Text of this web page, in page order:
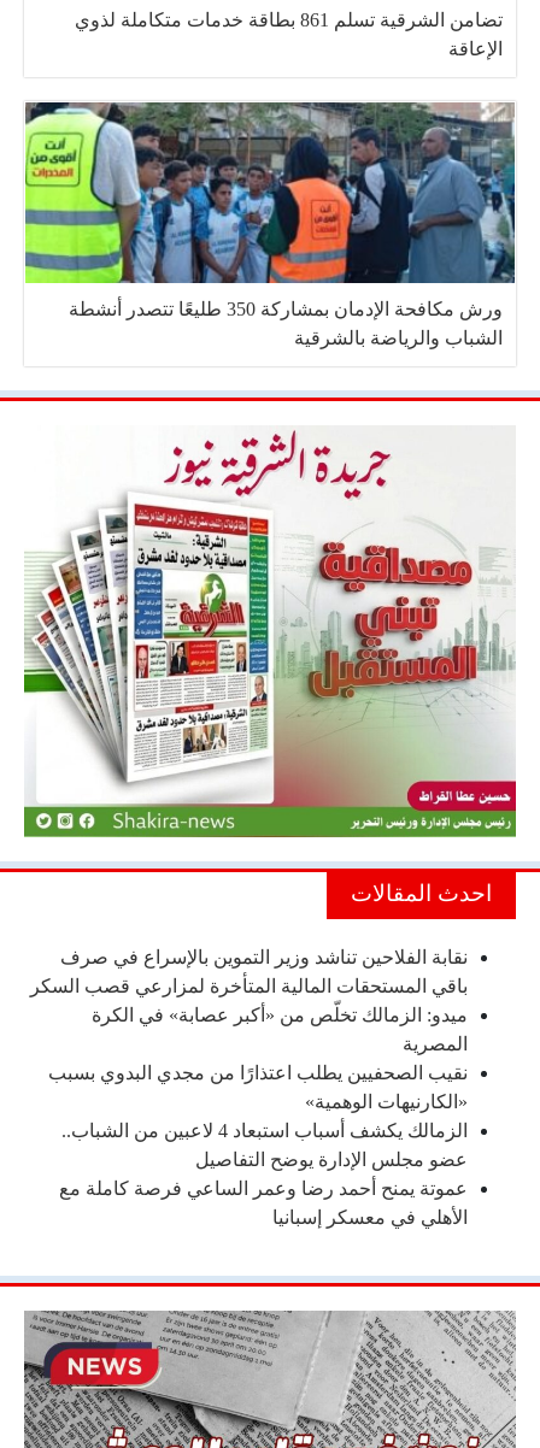
تضامن الشرقية تسلم 861 بطاقة خدمات متكاملة لذوي
الإعاقة
ورش مكافحة الإدمان بمشاركة 350 طليعًا تتصدر أنشطة
الشباب والرياضة بالشرقية
احدث المقالات
نقابة الفلاحين تناشد وزير التموين بالإسراع في صرف
باقي المستحقات المالية المتأخرة لمزارعي قصب السكر
ميدو: الزمالك تخلّص من «أكبر عصابة» في الكرة
المصرية
نقيب الصحفيين يطلب اعتذارًا من مجدي البدوي بسبب
«الكارنيهات الوهمية»
الزمالك يكشف أسباب استبعاد 4 لاعبين من الشباب..
عضو مجلس الإدارة يوضح التفاصيل
عموتة يمنح أحمد رضا وعمر الساعي فرصة كاملة مع
الأهلي في معسكر إسبانيا